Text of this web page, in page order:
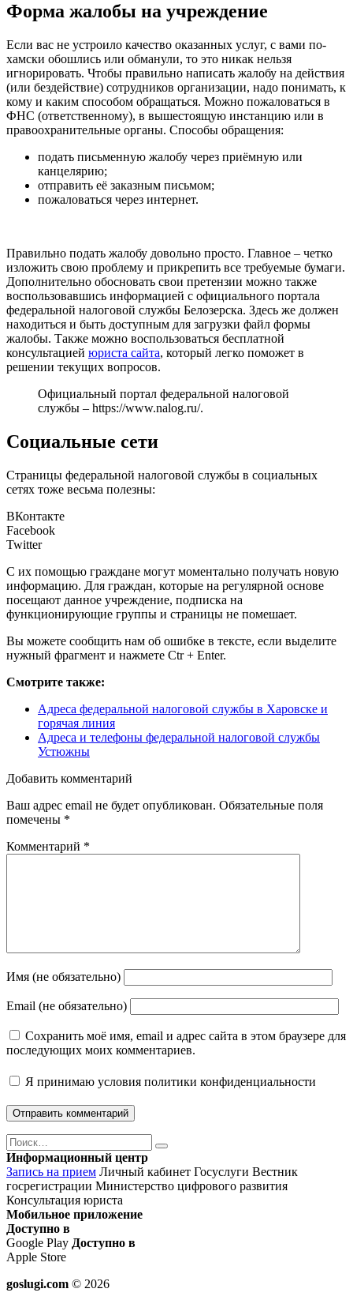
Форма жалобы на учреждение
Если вас не устроило качество оказанных услуг, с вами по-
хамски обошлись или обманули, то это никак нельзя
игнорировать. Чтобы правильно написать жалобу на действия
(или бездействие) сотрудников организации, надо понимать, к
кому и каким способом обращаться. Можно пожаловаться в
ФНС (ответственному), в вышестоящую инстанцию или в
правоохранительные органы. Способы обращения:
подать письменную жалобу через приёмную или
канцелярию;
отправить её заказным письмом;
пожаловаться через интернет.
Правильно подать жалобу довольно просто. Главное – четко
изложить свою проблему и прикрепить все требуемые бумаги.
Дополнительно обосновать свои претензии можно также
воспользовавшись информацией с официального портала
федеральной налоговой службы Белозерска. Здесь же должен
находиться и быть доступным для загрузки файл формы
жалобы. Также можно воспользоваться бесплатной
консультацией юриста сайта, который легко поможет в
решении текущих вопросов.
Официальный портал федеральной налоговой
службы – https://www.nalog.ru/.
Социальные сети
Страницы федеральной налоговой службы в социальных
сетях тоже весьма полезны:
ВКонтакте
Facebook
Twitter
С их помощью граждане могут моментально получать новую
информацию. Для граждан, которые на регулярной основе
посещают данное учреждение, подписка на
функционирующие группы и страницы не помешает.
Вы можете сообщить нам об ошибке в тексте, если выделите
нужный фрагмент и нажмете Ctr + Enter.
Смотрите также:
Адреса федеральной налоговой службы в Харовске и
горячая линия
Адреса и телефоны федеральной налоговой службы
Устюжны
Добавить комментарий
Ваш адрес email не будет опубликован. Обязательные поля
помечены *
Комментарий *
Имя (не обязательно)
Email (не обязательно)
Сохранить моё имя, email и адрес сайта в этом браузере для
последующих моих комментариев.
Я принимаю условия политики конфиденциальности
Поиск
Найти
Информационный центр
Запись на прием Личный кабинет Госуслуги Вестник
госрегистрации Министерство цифрового развития
Консультация юриста
Мобильное приложение
Доступно в
Google Play Доступно в
Apple Store
goslugi.com © 2026